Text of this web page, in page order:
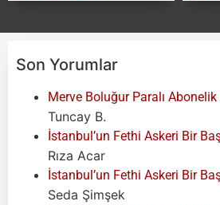
Son Yorumlar
Merve Boluğur Paralı Abonelik
Tuncay B.
İstanbul’un Fethi Askeri Bir
Rıza Acar
İstanbul’un Fethi Askeri Bir
Seda Şimşek